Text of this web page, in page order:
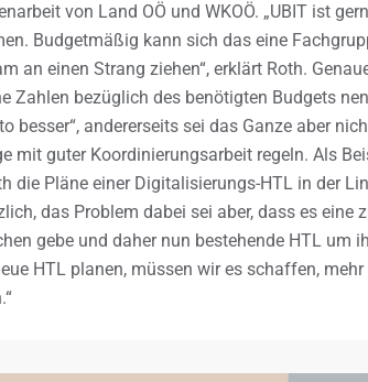
von Land OÖ und WKOÖ. „UBIT ist
Budgetmäßig kann sich das eine
an einen Strang ziehen“, erklärt Roth.
Zahlen bezüglich des benötigten Budgets
besser“, andererseits sei das Ganze aber
mit guter Koordinierungsarbeit regeln. Als
die Pläne einer Digitalisierungs-HTL in der
das Problem dabei sei aber, dass es eine
gebe und daher nun bestehende HTL um
HTL planen, müssen wir es schaffen,